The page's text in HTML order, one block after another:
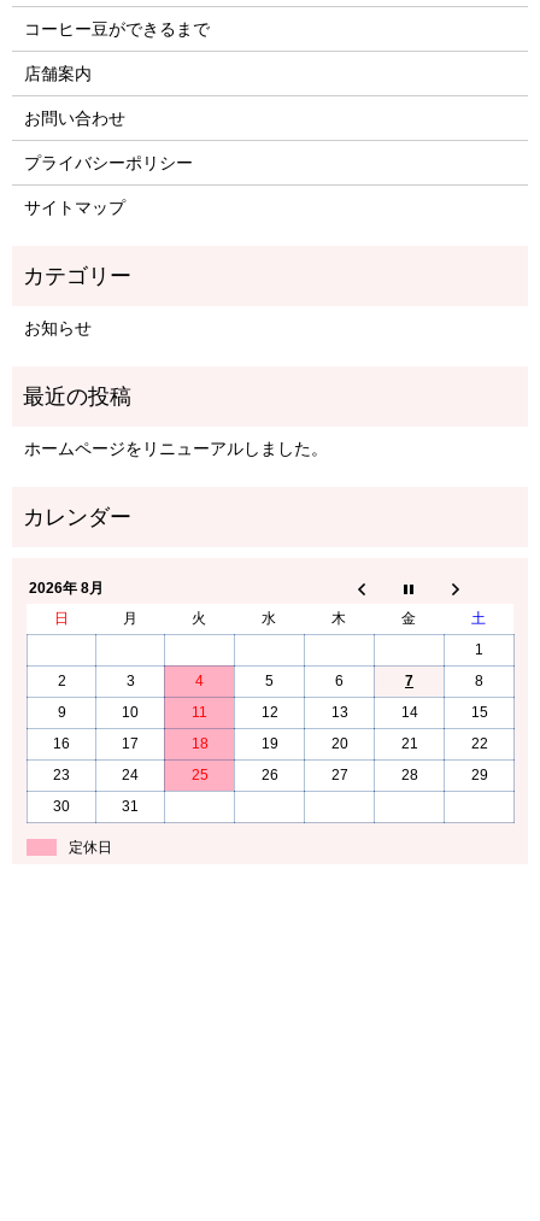
コーヒー豆ができるまで
店舗案内
お問い合わせ
プライバシーポリシー
サイトマップ
お知らせ
ホームページをリニューアルしました。
2026年 8月
日
月 火 水 木 金
土
1
2
3 4 5 6 7
8
9
10 11 12 13 14
15
16
17 18 19 20 21
22
23
24 25 26 27 28
29
30
31
定休日